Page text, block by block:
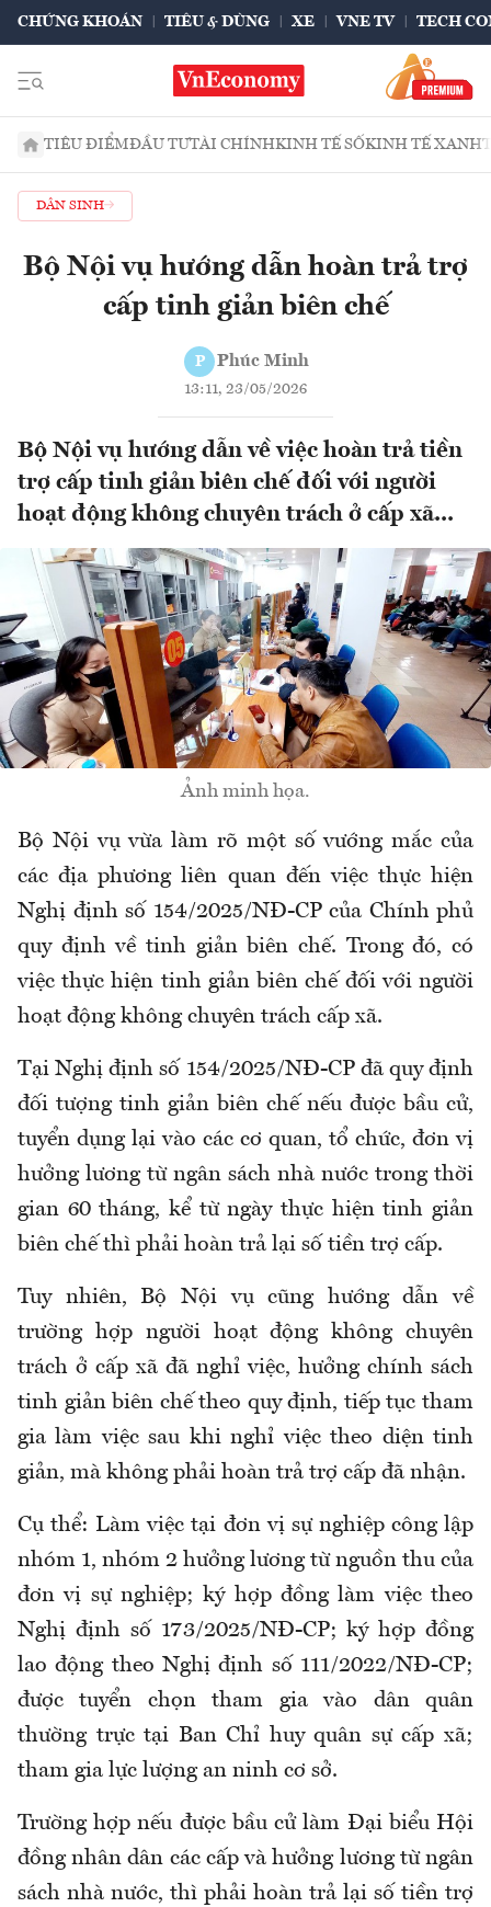
CHỨNG KHOÁN TIÊU & DÙNG XE VNE TV TECH
TIÊU ĐIỂMĐẦU TƯTÀI CHÍNHKINH TẾ SỐKINH TẾ XANH
DÂN SINH
Bộ Nội vụ hướng dẫn hoàn trả trợ
cấp tinh giản biên chế
P Phúc Minh
13:11, 23/05/2026
Bộ Nội vụ hướng dẫn về việc hoàn trả tiền
trợ cấp tinh giản biên chế đối với người
hoạt động không chuyên trách ở cấp xã...
Ảnh minh họa.
Bộ Nội vụ vừa làm rõ một số vướng mắc của
các địa phương liên quan đến việc thực hiện
Nghị định số 154/2025/NĐ-CPcủa Chính phủ
quy định về tinh giản biên chế. Trong đó, có
việc thực hiện tinh giản biên chế đối với người
hoạt động không chuyên trách cấp xã.
TạiNghị định số 154/2025/NĐ-CP đã quy định
đối tượng tinh giản biên chế nếu được bầu cử,
tuyển dụng lại vào các cơ quan, tổ chức, đơn vị
hưởng lương từ ngân sách nhà nước trong thời
gian 60 tháng,kể từ ngày thực hiện tinh giản
biên chế thì phải hoàn trả lại số tiền trợ cấp.
Tuy nhiên, Bộ Nội vụ cũng hướng dẫn về
trường hợp người hoạt động không chuyên
trách ở cấp xã đã nghỉ việc, hưởng chính sách
tinh giản biên chế theo quy định, tiếp tục tham
gia làm việc sau khi nghỉ việc theo diện tinh
giản, mà không phải hoàn trả trợ cấp đã nhận.
Cụ thể: Làm việc tại đơn vị sự nghiệp công lập
nhóm 1, nhóm 2 hưởng lương từ nguồn thu của
đơn vị sự nghiệp; ký hợp đồng làm việc theo
Nghị định số 173/2025/NĐ-CP; ký hợp đồng
lao động theo Nghị định số 111/2022/NĐ-CP;
được tuyển chọn tham gia vào dân quân
thường trực tại Ban Chỉ huy quân sự cấp xã;
tham gia lực lượng an ninh cơ sở.
Trường hợp nếu được bầu cử làm Đại biểu Hội
đồng nhân dân các cấp và hưởng lương từ ngân
sách nhà nước, thì phải hoàn trả lại số tiền trợ